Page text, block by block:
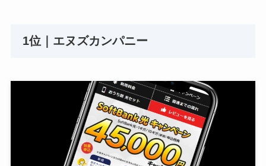
1位｜エヌズカンパニー